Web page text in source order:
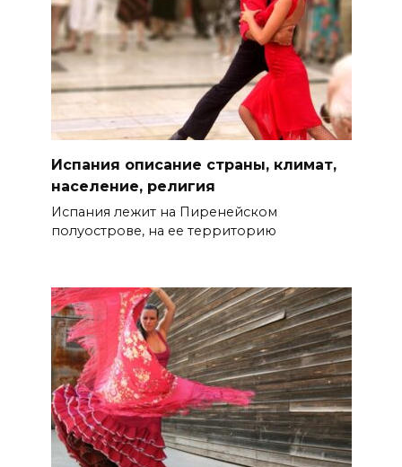
Испания описание страны, климат,
население, религия
Испания лежит на Пиренейском
полуострове, на ее территорию